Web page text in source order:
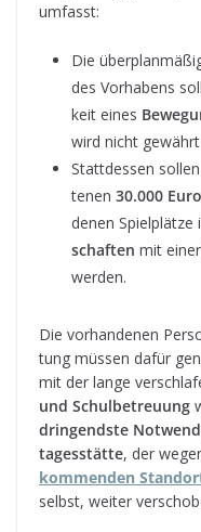
umfasst:
Die
des Vor­ha­bens
keit eines
wird nicht
Statt­des­sen
te­nen 30.000 Euro
de­nen Spiel­plätze
schaf­ten mit einer
werden.
Die vor­han­de­nen
tung müs­sen dafür
mit der lange
und Schul­be­treu­ung
drin­gendste
ta­ges­stätte, der
kom­men­den
selbst, wei­ter